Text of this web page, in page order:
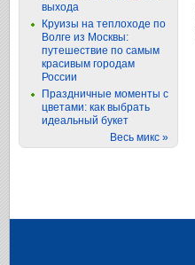
выхода
Круизы на теплоходе по
Волге из Москвы:
путешествие по самым
красивым городам
России
Праздничные моменты с
цветами: как выбрать
идеальный букет
Весь микс »